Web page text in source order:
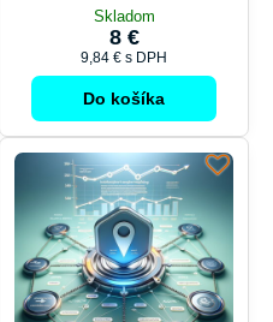
Skladom
8 €
9,84 € s DPH
Do košíka